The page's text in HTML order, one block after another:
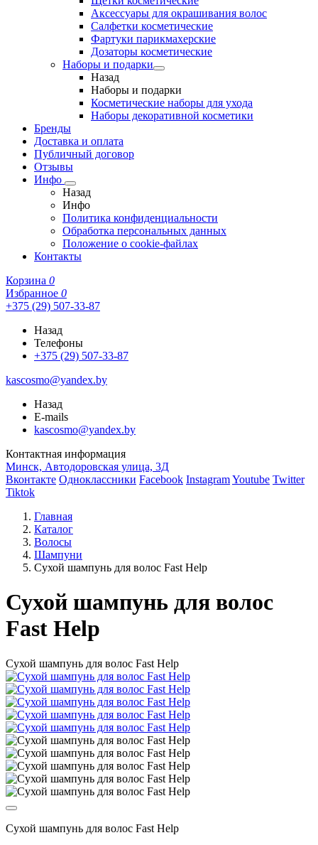
Аксессуары для окрашивания волос
Салфетки косметические
Фартуки парикмахерские
Дозаторы косметические
Наборы и подарки
Назад
Наборы и подарки
Косметические наборы для ухода
Наборы декоративной косметики
Бренды
Доставка и оплата
Публичный договор
Отзывы
Инфо
Назад
Инфо
Политика конфиденциальности
Обработка персональных данных
Положение о cookie-файлах
Контакты
Корзина 0
Избранное 0
+375 (29) 507-33-87
Назад
Телефоны
+375 (29) 507-33-87
kascosmo@yandex.by
Назад
E-mails
kascosmo@yandex.by
Контактная информация
Минск, Автодоровская улица, 3Д
Вконтакте Одноклассники Facebook InstagramYoutube Twitter
Tiktok
Главная
Каталог
Волосы
Шампуни
Сухой шампунь для волос Fast Help
Сухой шампунь для волос
Fast Help
Сухой шампунь для волос Fast Help
Сухой шампунь для волос Fast Help